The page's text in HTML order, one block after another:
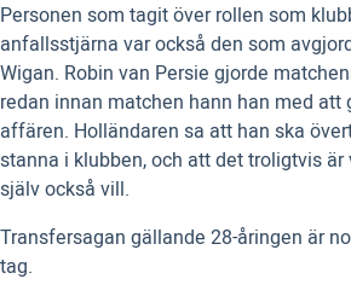
Personen som tagit över rollen som
anfallsstjärna var också den som
Wigan. Robin van Persie gjorde
redan innan matchen hann han med att
affären. Holländaren sa att han ska
stanna i klubben, och att det troligtvis
själv också vill.
Transfersagan gällande 28-åringen är
tag.